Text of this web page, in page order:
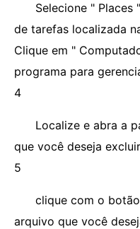
Selecione " Places
de tarefas localizada
Clique em "
programa para
4
Localize e abra a
que você deseja
5
clique com o
arquivo que você